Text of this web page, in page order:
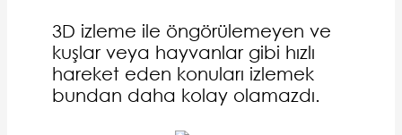
3D izleme ile öngörülemeyen ve
kuşlar veya hayvanlar gibi hızlı
hareket eden konuları izlemek
bundan daha kolay olamazdı.